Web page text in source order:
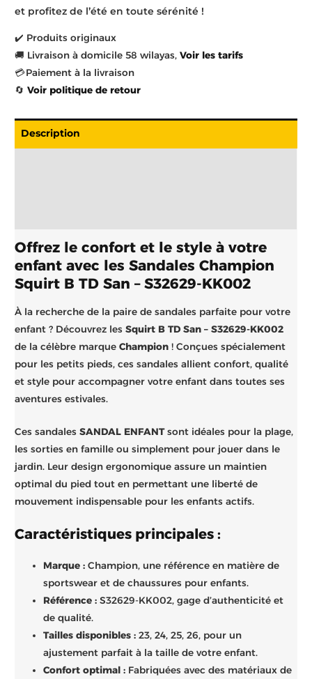
et profitez de l’été en toute sérénité !
✔️ Produits originaux
🚚 Livraison à domicile 58 wilayas, Voir les tarifs
💳 Paiement à la livraison
🔄 Voir politique de retour
Description
Offrez le confort et le style à votre
enfant avec les Sandales Champion
Squirt B TD San – S32629-KK002
À la recherche de la paire de sandales parfaite pour votre
enfant ? Découvrez lesSquirt B TD San – S32629-KK002
de la célèbre marqueChampion ! Conçues spécialement
pour les petits pieds, ces sandales allient confort, qualité
et style pour accompagner votre enfant dans toutes ses
aventures estivales.
Ces sandalesSANDAL ENFANTsont idéales pour la plage,
les sorties en famille ou simplement pour jouer dans le
jardin. Leur design ergonomique assure un maintien
optimal du pied tout en permettant une liberté de
mouvement indispensable pour les enfants actifs.
Caractéristiques principales :
Marque : Champion, une référence en matière de
sportswear et de chaussures pour enfants.
Référence : S32629-KK002, gage d’authenticité et
de qualité.
Tailles disponibles : 23, 24, 25, 26, pour un
ajustement parfait à la taille de votre enfant.
Confort optimal : Fabriquées avec des matériaux de